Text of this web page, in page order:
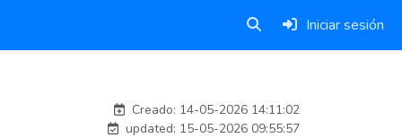
Iniciar sesión
Creado: 14-05-2026 14:11:02
updated: 15-05-2026 09:55:57